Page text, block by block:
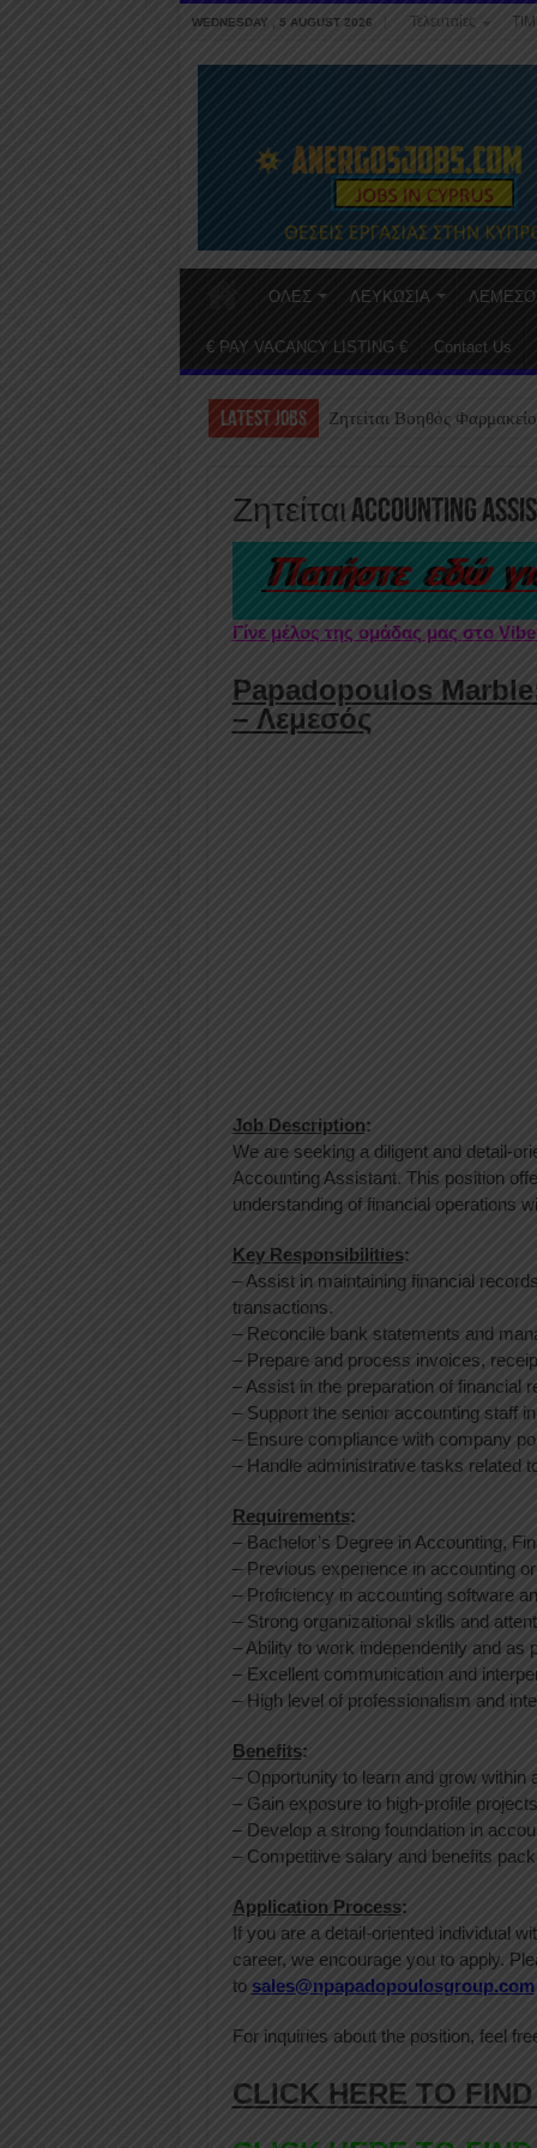
WEDNESDAY , 5 AUGUST 2026 Τελευταίες
ΟΛΕΣ ΛΕΥΚΩΣΙΑ
€ PAY VACANCY LISTING € Contact Us
LATEST JOBS Ζητείται Βοηθός
Ζητείται Accounting
Γίνε μέλος της ομάδας μας στο
Papadopoulos
– Λεμεσός
Job Description:
We are seeking a diligent and detail-
Accounting Assistant. This position
understanding of financial operations
Key Responsibilities:
– Assist in maintaining financial
transactions.
– Reconcile bank statements and
– Prepare and process invoices,
– Assist in the preparation of financial
– Support the senior accounting staff
– Ensure compliance with company
– Handle administrative tasks related
Requirements:
– Bachelor’s Degree in Accounting,
– Previous experience in accounting
– Proficiency in accounting software
– Strong organizational skills and
– Ability to work independently and as
– Excellent communication and
– High level of professionalism and
Benefits:
– Opportunity to learn and grow within
– Gain exposure to high-profile
– Develop a strong foundation in
– Competitive salary and benefits
Application Process:
If you are a detail-oriented individual
career, we encourage you to apply.
to sales@npapadopoulosgroup.com
For inquiries about the position, feel
CLICK HERE TO